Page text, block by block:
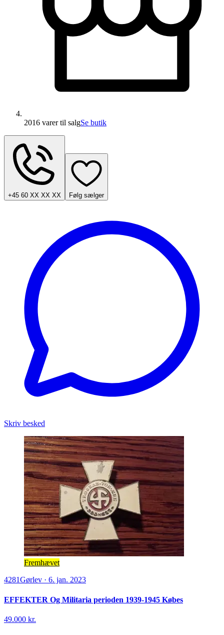
2016 varertil salgSe butik
+45 60 XX XX XX Følg sælger
Skriv besked
Fremhævet
4281Gørlev · 6. jan. 2023
EFFEKTER Og Militaria perioden 1939-1945 Købes
49.000 kr.